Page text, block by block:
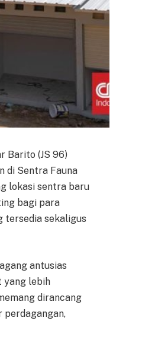
Barito (JS 96)
di Sentra Fauna
lokasi sentra baru
bagi para
tersedia sekaligus
antusias
yang lebih
dirancang
perdagangan,